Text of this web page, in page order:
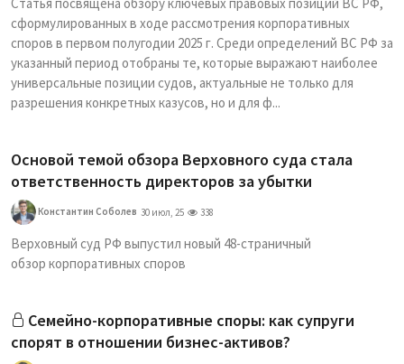
сформулированных в ходе рассмотрения корпоративных
споров в первом полугодии 2025 г. Среди определений ВС РФ за
указанный период отобраны те, которые выражают наиболее
универсальные позиции судов, актуальные не только для
разрешения конкретных казусов, но и для ф...
Основой темой обзора Верховного суда стала
ответственность директоров за убытки
Константин Соболев 30 июл, 25 338
Верховный суд РФ выпустил новый 48-страничный
обзор корпоративных споров
Семейно-корпоративные споры: как супруги
спорят в отношении бизнес-активов?